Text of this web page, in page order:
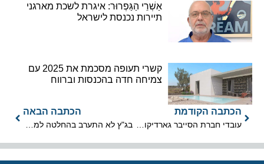
אַשְׁרֵי הַגַּפְרוּר: איגרת לשכת מארגני
תיירות נכנסת לישראל
קשרי תעופה מסכמת את 2025 עם
צמיחה חדה בהכנסות וברווח
הכתבה הקודמת
עובדי חברת הסייבר גארדיקור זכו לסיור מקיף בישראל
הכתבה הבאה
בג"ץ לא התערב בהחלטה למנוע מהסוכנים מכירת ביטוח נסיעות